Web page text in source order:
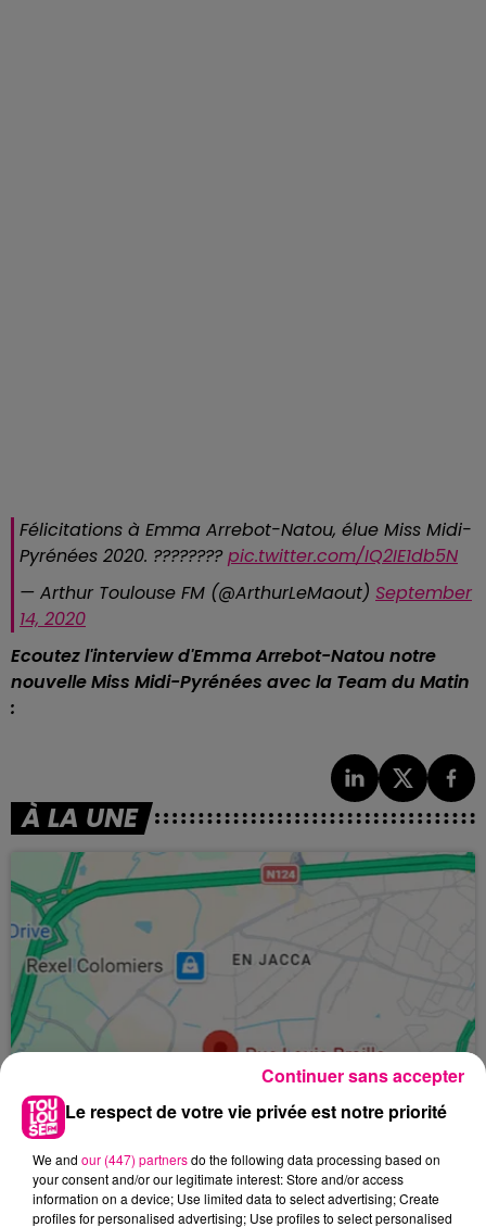
Félicitations à Emma Arrebot-Natou, élue Miss Midi-
Pyrénées 2020. ????????pic.twitter.com/IQ2IE1db5N
— Arthur Toulouse FM (@ArthurLeMaout) September
14, 2020
Ecoutez l'interview d'Emma Arrebot-Natou notre
nouvelle Miss Midi-Pyrénées avec la Team du Matin
:
À LA UNE
Le respect de votre vie privée est notre priorité
We and our (447) partnersdo the following data processing based on
your consent and/or our legitimate interest: Store and/or access
information on a device; Use limited data to select advertising; Create
profiles for personalised advertising; Use profiles to select personalised
Continuer sans accepter